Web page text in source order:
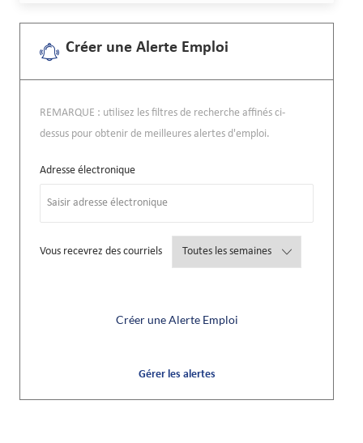
Créer une Alerte Emploi
REMARQUE : utilisez les filtres de recherche affinés ci-
dessus pour obtenir de meilleures alertes d'emploi.
Adresse électroniqueRequired
Vous recevrez des courrielsRequired
Créer une Alerte Emploi
Gérer les alertes